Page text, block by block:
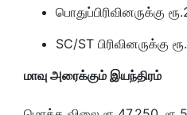
பொதுப்பிரிவினருக்கு
SC/ST பிரிவினருக்கு
மாவு அரைக்கும் இயந்திரம்